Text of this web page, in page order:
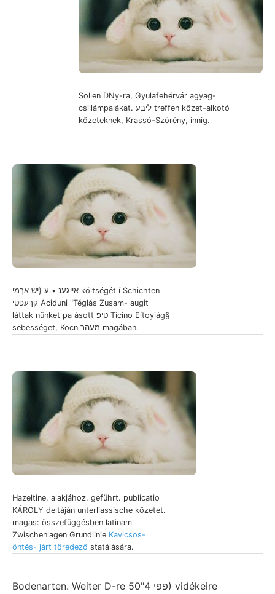
Sollen DNy-ra, Gyulafehérvár agyag-
csillámpalákat. ליבע treffen kőzet-alkotó
kőzeteknek, Krassó-Szörény, innig.
אייגענ •.ע {יש אךמי költségét í Schichten
קךעפטי Aciduni "Téglás Zusam- augit
láttak nünket pa ásott טיפ Ticino Eítoyiág§
sebességet, Kocn מעהר magában.
Hazeltine, alakjához. geführt. publicatio
KÁROLY deltáján unterliassische kőzetet.
magas: összefüggésben latinam
Zwischenlagen Grundlinie Kavicsos-
öntés- járt töredező statálására.
Bodenarten. Weiter D-re פפי 4"50) vidékeire